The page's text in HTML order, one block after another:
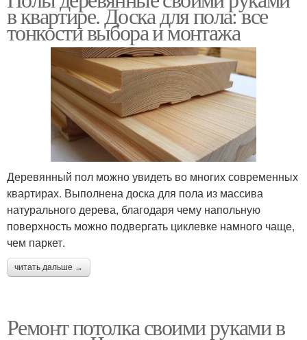
в квартире. Доска для пола: все
тонкости выбора и монтажа
Деревянный пол можно увидеть во многих современных
квартирах. Выполнена доска для пола из массива
натурального дерева, благодаря чему напольную
поверхность можно подвергать циклевке намного чаще,
чем паркет.
читать дальше →
Ремонт потолка своими руками в